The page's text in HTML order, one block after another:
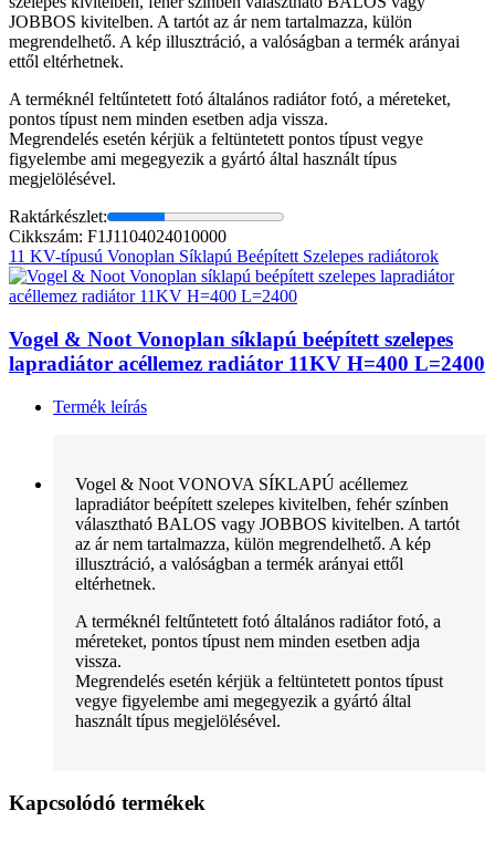
JOBBOS kivitelben. A tartót az ár nem tartalmazza, külön
megrendelhető. A kép illusztráció, a valóságban a termék arányai
ettől eltérhetnek.
A terméknél feltűntetett fotó általános radiátor fotó, a méreteket,
pontos típust nem minden esetben adja vissza.
Megrendelés esetén kérjük a feltüntetett pontos típust vegye
figyelembe ami megegyezik a gyártó által használt típus
megjelölésével.
Raktárkészlet:
Cikkszám: F1J1104024010000
11 KV-típusú Vonoplan Síklapú Beépített Szelepes radiátorok
Vogel & Noot Vonoplan síklapú beépített szelepes
lapradiátor acéllemez radiátor 11KV H=400 L=2400
Termék leírás
Vogel & Noot VONOVA SÍKLAPÚ acéllemez
lapradiátor beépített szelepes kivitelben, fehér színben
választható BALOS vagy JOBBOS kivitelben. A tartót
az ár nem tartalmazza, külön megrendelhető. A kép
illusztráció, a valóságban a termék arányai ettől
eltérhetnek.
A terméknél feltűntetett fotó általános radiátor fotó, a
méreteket, pontos típust nem minden esetben adja
vissza.
Megrendelés esetén kérjük a feltüntetett pontos típust
vegye figyelembe ami megegyezik a gyártó által
használt típus megjelölésével.
Kapcsolódó termékek